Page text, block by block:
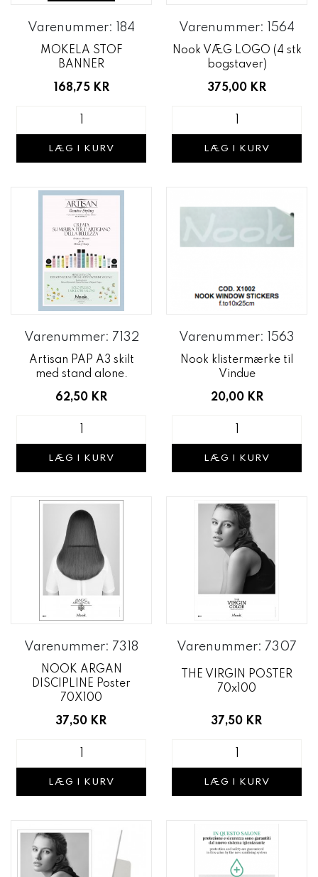
Varenummer: 184
MOKELA STOF
BANNER
168,75 KR
LÆG I KURV
Varenummer: 1564
Nook VÆG LOGO (4 stk
bogstaver)
375,00 KR
LÆG I KURV
Varenummer: 7132
Artisan PAP A3 skilt
med stand alone.
62,50 KR
LÆG I KURV
Varenummer: 1563
Nook klistermærke til
Vindue
20,00 KR
LÆG I KURV
Varenummer: 7318
NOOK ARGAN
DISCIPLINE Poster
70X100
37,50 KR
LÆG I KURV
Varenummer: 7307
THE VIRGIN POSTER
70x100
37,50 KR
LÆG I KURV